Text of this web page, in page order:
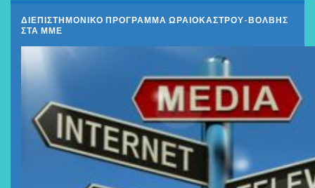
ΔΙΕΠΙΣΤΗΜΟΝΙΚΟ ΠΡΟΓΡΑΜΜΑ ΩΡΑΙΟΚΑΣΤΡΟΥ-ΒΟΛΒΗΣ
ΣΤΑ ΜΜΕ